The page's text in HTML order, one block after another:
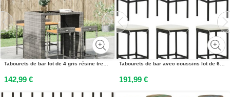
Tabourets de bar lot de 4 gris résine tressée et bois dacacia
142,99 €
Tabourets de bar avec coussins lot de 6 noir résine tressée
191,99 €